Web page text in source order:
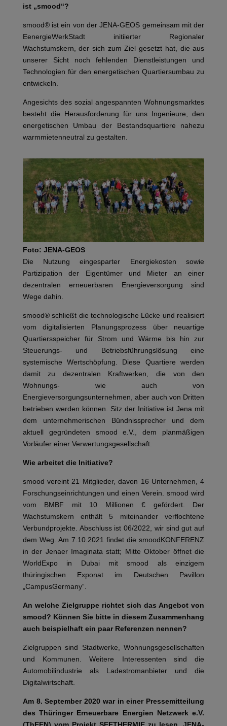
ist „smood“?
smood® ist ein von der JENA-GEOS gemeinsam mit der
EenergieWerkStadt initiierter Regionaler
Wachstumskern, der sich zum Ziel gesetzt hat, die aus
unserer Sicht noch fehlenden Dienstleistungen und
Technologien für den energetischen Quartiersumbau zu
entwickeln.
Angesichts des sozial angespannten Wohnungsmarktes
besteht die Herausforderung für uns Ingenieure, den
energetischen Umbau der Bestandsquartiere nahezu
warmmietenneutral zu gestalten.
Foto: JENA-GEOS
Die Nutzung eingesparter Energiekosten sowie
Partizipation der Eigentümer und Mieter an einer
dezentralen erneuerbaren Energieversorgung sind
Wege dahin.
smood® schließt die technologische Lücke und realisiert
vom digitalisierten Planungsprozess über neuartige
Quartiersspeicher für Strom und Wärme bis hin zur
Steuerungs- und Betriebsführungslösung eine
systemische Wertschöpfung. Diese Quartiere werden
damit zu dezentralen Kraftwerken, die von den
Wohnungs- wie auch von
Energieversorgungsunternehmen, aber auch von Dritten
betrieben werden können. Sitz der Initiative ist Jena mit
dem unternehmerischen Bündnissprecher und dem
aktuell gegründeten smood e.V., dem planmäßigen
Vorläufer einer Verwertungsgesellschaft.
Wie arbeitet die Initiative?
smood vereint 21 Mitglieder, davon 16 Unternehmen, 4
Forschungseinrichtungen und einen Verein. smood wird
vom BMBF mit 10 Millionen € gefördert. Der
Wachstumskern enthält 5 miteinander verflochtene
Verbundprojekte. Abschluss ist 06/2022, wir sind gut auf
dem Weg. Am 7.10.2021 findet die smoodKONFERENZ
in der Jenaer Imaginata statt; Mitte Oktober öffnet die
WorldExpo in Dubai mit smood als einzigem
thüringischen Exponat im Deutschen Pavillon
„CampusGermany“.
An welche Zielgruppe richtet sich das Angebot von
smood? Können Sie bitte in diesem Zusammenhang
auch beispielhaft ein paar Referenzen nennen?
Zielgruppen sind Stadtwerke, Wohnungsgesellschaften
und Kommunen. Weitere Interessenten sind die
Automobilindustrie als Ladestromanbieter und die
Digitalwirtschaft.
Am 8. September 2020 war in einer Pressemitteilung
des Thüringer Erneuerbare Energien Netzwerk e.V.
(ThEEN) vom Projekt SEETHERMIE zu lesen. JENA-